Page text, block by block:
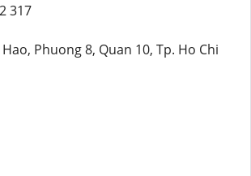
317
Phuong 8, Quan 10, Tp. Ho Chi